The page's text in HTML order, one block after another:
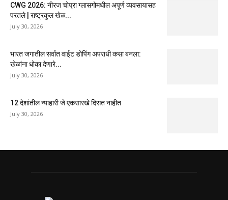
CWG 2026: नीरज चोप्रा ग्लासगोमधील अपूर्ण व्यवसायासह
परतले | राष्ट्रकुल खेळ...
July 30, 2026
भारत जगातील सर्वात वाईट डोपिंग अपराधी कसा बनला:
खेळांना धोका देणारे...
July 30, 2026
12 देशांतील न्याहारी जे एकसारखे दिसत नाहीत
July 30, 2026